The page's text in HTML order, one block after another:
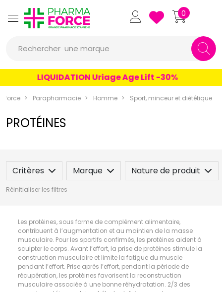
Pharmaforce Grande Pharmacie
0
Rechercher
un conseil
un produit
une marque
LIQUIDATION Uriage Age Lift -30%
Parapharmacie Homme Sport, minceur et diététique
PROTÉINES
Critères Marque Nature de produit
Réinitialiser les filtres
Les protéines, sous forme de complément alimentaire,
contribuent à l’augmentation et au maintien de la masse
musculaire. Pour les sportifs confirmés, les protéines aident à
sculpter le corps. Avant l’effort, la prise de protéines stimule la
construction musculaire et limite la fatigue du muscle
pendant l’effort. Prise après l’effort, pendant la période de
récupération, les protéines favorisent la reconstruction
musculaire associée à une bonne réhydratation. 2/3 des
apports protéiques doivent être toutefois couverts par une